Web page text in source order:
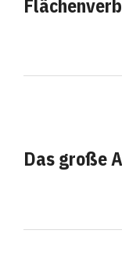
Das große